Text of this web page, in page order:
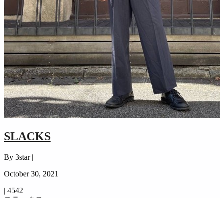
SLACKS
By 3star |
October 30, 2021
| 4542